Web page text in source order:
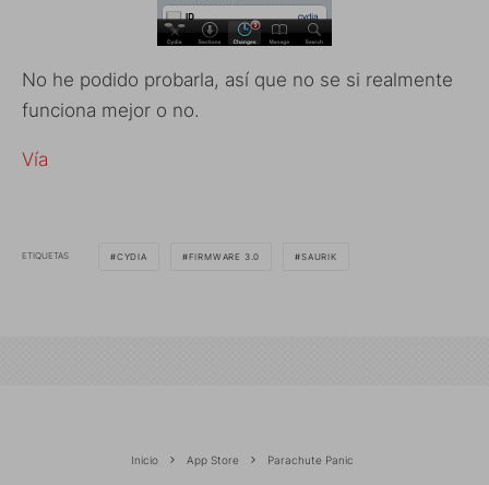
No he podido probarla, así que no se si realmente
funciona mejor o no.
Vía
ETIQUETAS CYDIA FIRMWARE 3.0 SAURIK
Inicio App Store Parachute Panic